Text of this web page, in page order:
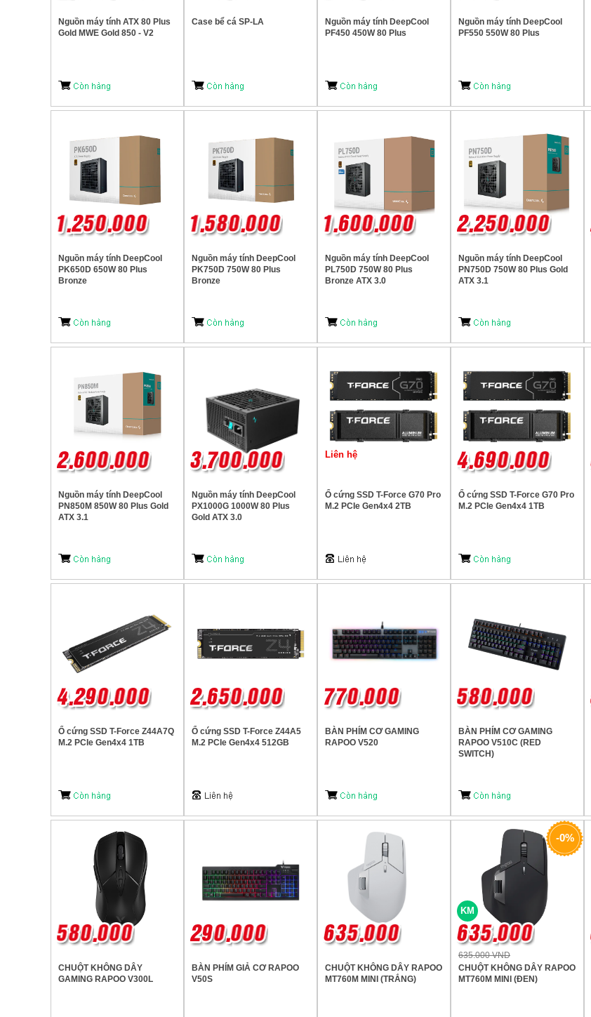
Nguồn máy tính ATX 80 Plus
Gold MWE Gold 850 - V2
Case bể cá SP-LA
Nguồn máy tính DeepCool
PF450 450W 80 Plus
Nguồn máy tính DeepCool
PF550 550W 80 Plus
Nguồn máy tính DeepCool
PK650D 650W 80 Plus
Bronze
Nguồn máy tính DeepCool
PK750D 750W 80 Plus
Bronze
Nguồn máy tính DeepCool
PL750D 750W 80 Plus
Bronze ATX 3.0
Nguồn máy tính DeepCool
PN750D 750W 80 Plus Gold
ATX 3.1
Nguồn máy tính DeepCool
PN850M 850W 80 Plus Gold
ATX 3.1
Nguồn máy tính DeepCool
PX1000G 1000W 80 Plus
Gold ATX 3.0
Liên hệ
Ổ cứng SSD T-Force G70 Pro
M.2 PCIe Gen4x4 2TB
Ổ cứng SSD T-Force G70 Pro
M.2 PCIe Gen4x4 1TB
Ổ cứng SSD T-Force Z44A7Q
M.2 PCIe Gen4x4 1TB
Ổ cứng SSD T-Force Z44A5
M.2 PCIe Gen4x4 512GB
BÀN PHÍM CƠ GAMING
RAPOO V520
BÀN PHÍM CƠ GAMING
RAPOO V510C (RED
SWITCH)
CHUỘT KHÔNG DÂY
GAMING RAPOO V300L
BÀN PHÍM GIẢ CƠ RAPOO
V50S
CHUỘT KHÔNG DÂY RAPOO
MT760M MINI (TRẮNG)
KM
635.000 VND
-0%
CHUỘT KHÔNG DÂY RAPOO
MT760M MINI (ĐEN)